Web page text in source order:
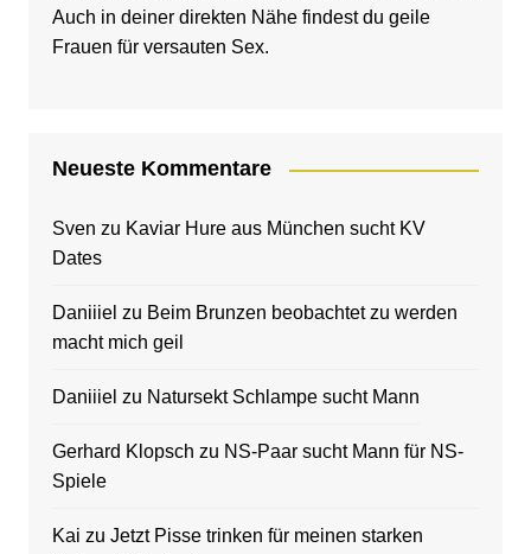
Auch in deiner direkten Nähe findest du geile
Frauen für versauten Sex.
Neueste Kommentare
Sven zu Kaviar Hure aus München sucht KV
Dates
Daniiiel zu Beim Brunzen beobachtet zu werden
macht mich geil
Daniiiel zu Natursekt Schlampe sucht Mann
Gerhard Klopsch zu NS-Paar sucht Mann für NS-
Spiele
Kai zu Jetzt Pisse trinken für meinen starken